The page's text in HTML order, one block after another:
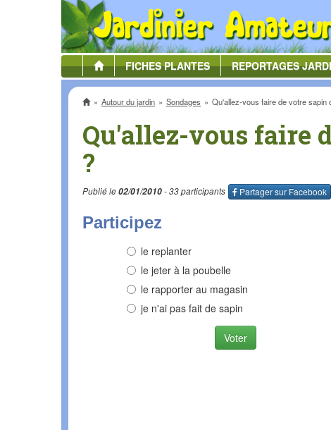
FICHESPLANTES REPORTAGES
AccueilAutour du jardin Sondages Qu'allez-vous faire de votre sapin
Qu'allez-vous faire
?
Publié le02/01/2010- 33 participants Partager sur Facebook
Participez
le replanter
le jeter à la poubelle
le rapporter au magasin
je n'ai pas fait de sapin
Voter